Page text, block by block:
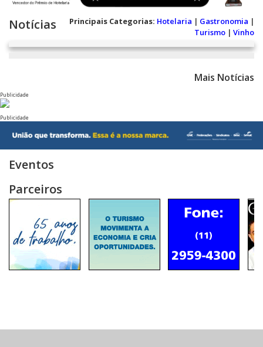
Notícias Principais Categorias: Hotelaria | Gastronomia |
Turismo | Vinho
Mais Notícias
Publicidade
Publicidade
Eventos
Parceiros